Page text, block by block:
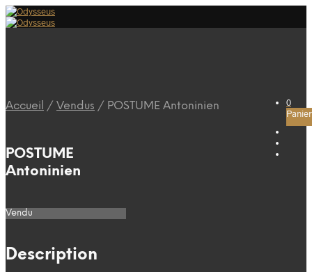
0
Panier
Accueil / Vendus / POSTUME Antoninien
POSTUME
Antoninien
Vendu
Description